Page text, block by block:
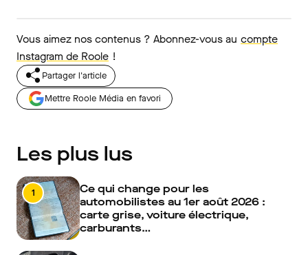
Vous aimez nos contenus ? Abonnez-vous au compte
Instagram de Roole !
Partager l'article
Mettre Roole Média en favori
Les plus lus
1
Ce qui change pour les
automobilistes au 1er août 2026 :
carte grise, voiture électrique,
carburants…